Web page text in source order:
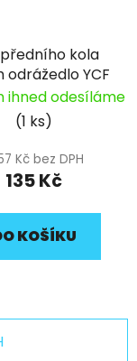
kola
odrážedlo YCF
ihned odesíláme
(1 ks)
Kč bez DPH
135 Kč
KOŠÍKU